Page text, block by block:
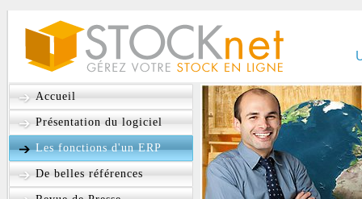
Accueil
Présentation du logiciel
Les fonctions d'un ERP
De belles références